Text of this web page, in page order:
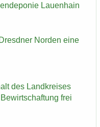
Lau­en­hain
Nor­den eine
des Land­krei­ses
frei